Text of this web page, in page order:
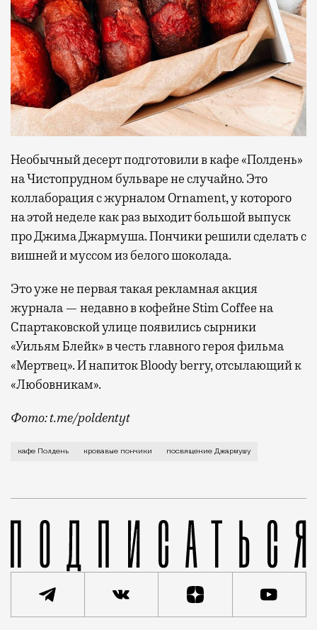
Необычный десерт подготовили в кафе «Полдень»
на Чистопрудном бульваре не случайно. Это
коллаборация с журналом Ornament, у которого
на этой неделе как раз выходит большой выпуск
про Джима Джармуша. Пончики решили сделать с
вишней и муссом из белого шоколада.
Это уже не первая такая рекламная акция
журнала — недавно в кофейне Stim Coffee на
Спартаковской улице появились сырники
«Уильям Блейк» в честь главного героя фильма
«Мертвец». И напиток Bloody berry, отсылающий к
«Любовникам».
Фото: t.me/poldentyt
На первый взгляд странно — Джармуш точно не
кафе Полдень кровавые пончики посвящение Джармушу